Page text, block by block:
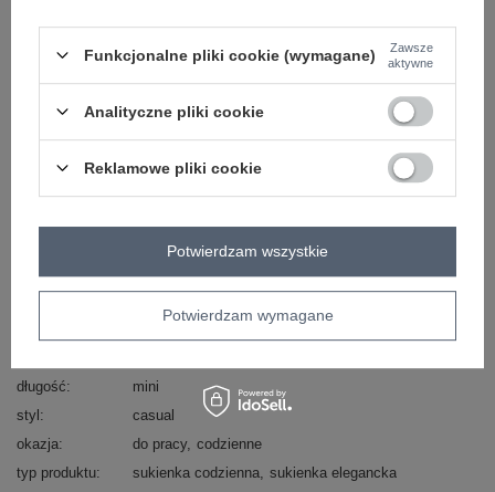
ZALOGUJ SIĘ I ZOBACZ CENĘ
Zadzwoń+48 601 547 740 Zadaj pytanie
Kod produktu
RV-SK-5960.07
RUE PARIS
wzór
gładki
długość
mini
styl
casual
okazja
do pracy codzienne
typ produktu
sukienka codzienna sukienka elegancka
Funkcjonalne pliki cookie (wymagane)
Zawsze
aktywne
Analityczne pliki cookie
Reklamowe pliki cookie
Potwierdzam wymagane
Potwierdzam wszystkie